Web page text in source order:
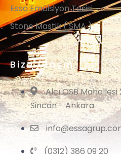
Essa Emülsiyon Tesisi
Stone Mastik ( SMA )
Bize Ulaşın
Alcı OSB
Sincan - Ankara
(0312) 386 09 20